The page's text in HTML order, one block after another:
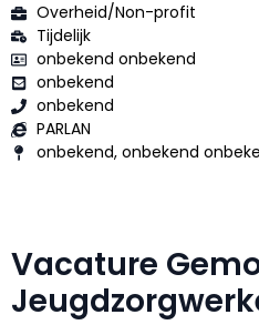
Overheid/Non-profit
Tijdelijk
onbekend onbekend
onbekend
onbekend
PARLAN
onbekend, onbekend
Vacature